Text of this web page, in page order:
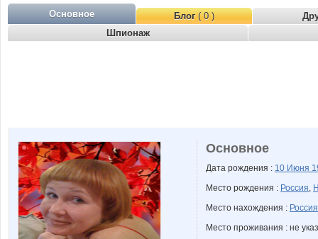
Основное Блог( 0 )
Шпионаж
Основное
Дата рождения : 10 Июня
Место рождения : Россия,
Место нахождения : Россия
Место проживания : не